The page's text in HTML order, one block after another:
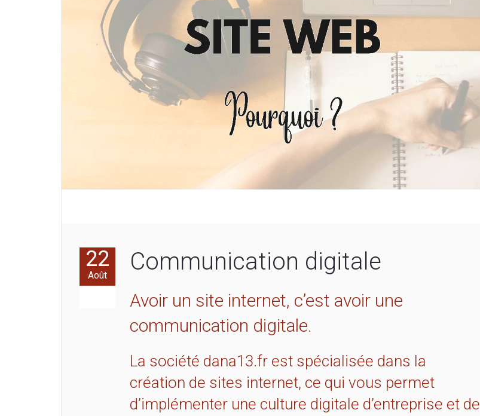
22
Août Communication digitale
Avoir un site internet, c’est avoir une
communication digitale.
La société dana13.fr est spécialisée dans la
création de sites internet, ce qui vous permet
d’implémenter une culture digitale d’entreprise et de